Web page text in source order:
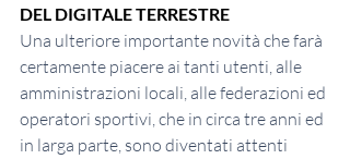
DEL DIGITALE TERRESTRE
Una ulteriore importante novità che farà
certamente piacere ai tanti utenti, alle
amministrazioni locali, alle federazioni ed
operatori sportivi, che in circa tre anni ed
in larga parte, sono diventati attenti